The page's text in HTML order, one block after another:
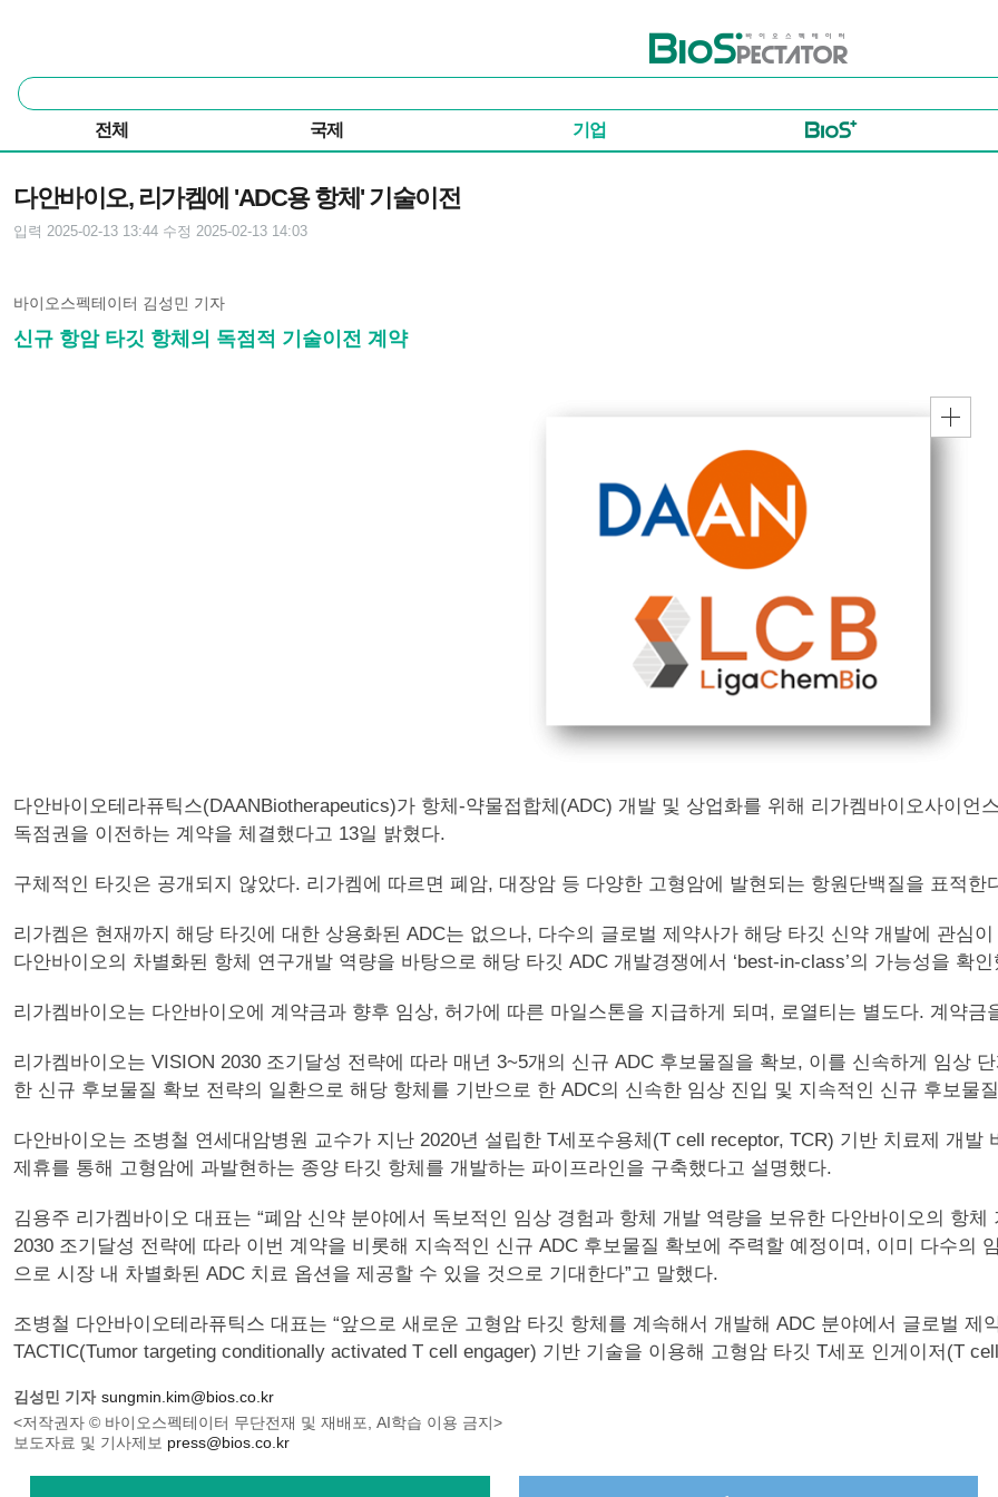
바이오스펙테이터
통
합
색
전체 국제 기업
다안바이오, 리가켐에 'ADC용 항체' 기술이전
입력 2025-02-13 13:44 수정 2025-02-13 14:03
바이오스펙테이터 김성민 기자
신규 항암 타깃 항체의 독점적 기술이전 계약
다안바이오테라퓨틱스(DAANBiotherapeutics)가 항체-약물접합체(ADC) 개발 및 상업화를 위해 리가켐바이오사이언
독점권을 이전하는 계약을 체결했다고 13일 밝혔다.
구체적인 타깃은 공개되지 않았다. 리가켐에 따르면 폐암, 대장암 등 다양한 고형암에 발현되는 항원단백질을 표적한
리가켐은 현재까지 해당 타깃에 대한 상용화된 ADC는 없으나, 다수의 글로벌 제약사가 해당 타깃 신약 개발에 관심
다안바이오의 차별화된 항체 연구개발 역량을 바탕으로 해당 타깃 ADC 개발경쟁에서 ‘best-in-class’의 가능성을 확
리가켐바이오는 다안바이오에 계약금과 향후 임상, 허가에 따른 마일스톤을 지급하게 되며, 로열티는 별도다. 계약
리가켐바이오는 VISION 2030 조기달성 전략에 따라 매년 3~5개의 신규 ADC 후보물질을 확보, 이를 신속하게 임상
한 신규 후보물질 확보 전략의 일환으로 해당 항체를 기반으로 한 ADC의 신속한 임상 진입 및 지속적인 신규 후보물
다안바이오는 조병철 연세대암병원 교수가 지난 2020년 설립한 T세포수용체(T cell receptor, TCR) 기반 치료제 개
제휴를 통해 고형암에 과발현하는 종양 타깃 항체를 개발하는 파이프라인을 구축했다고 설명했다.
김용주 리가켐바이오 대표는 “폐암 신약 분야에서 독보적인 임상 경험과 항체 개발 역량을 보유한 다안바이오의 항
2030 조기달성 전략에 따라 이번 계약을 비롯해 지속적인 신규 ADC 후보물질 확보에 주력할 예정이며, 이미 다수의
으로 시장 내 차별화된 ADC 치료 옵션을 제공할 수 있을 것으로 기대한다”고 말했다.
조병철 다안바이오테라퓨틱스 대표는 “앞으로 새로운 고형암 타깃 항체를 계속해서 개발해 ADC 분야에서 글로벌 제
TACTIC(Tumor targeting conditionally activated T cell engager) 기반 기술을 이용해 고형암 타깃 T세포 인게이저(T
김성민 기자 sungmin.kim@bios.co.kr
<저작권자 © 바이오스펙테이터 무단전재 및 재배포, AI학습 이용 금지>
보도자료 및 기사제보 press@bios.co.kr